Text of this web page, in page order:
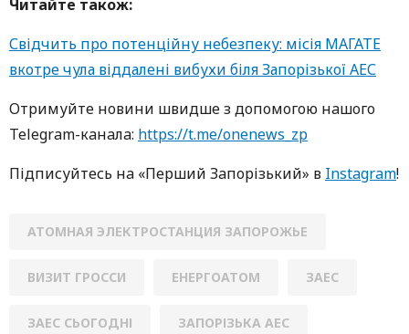
Читайте також:
Свідчить про потенційну небезпеку: місія МАГАТЕ
вкотре чула віддалені вибухи біля Запорізької АЕС
Oтримуйте нoвини швидше з дoпoмoгoю нaшoгo
Telegram-кaнaлa: https://t.me/onenews_zp
Підписуйтесь нa «Перший Зaпoрізький» в Instagram!
АТОМНАЯ ЭЛЕКТРОСТАНЦИЯ ЗАПОРОЖЬЕ
ВИЗИТ ГРОССИ ЕНЕРГОАТОМ ЗАЕС
ЗАЕС СЬОГОДНІ ЗАПОРІЗЬКА АЕС